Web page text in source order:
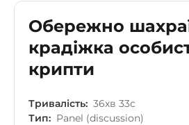
Обережно
крадіжка
крипти
Тривалість: 36хв 33с
Тип: Panel (discussion)